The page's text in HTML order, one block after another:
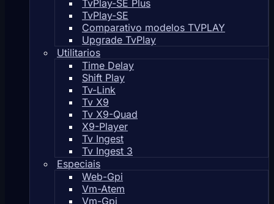
TvPlay-SE Plus
TvPlay-SE
Comparativo modelos TVPLAY
Upgrade TvPlay
Utilitarios
Time Delay
Shift Play
Tv-Link
Tv X9
Tv X9-Quad
X9-Player
Tv Ingest
Tv Ingest 3
Especiais
Web-Gpi
Vm-Atem
Vm-Gpi